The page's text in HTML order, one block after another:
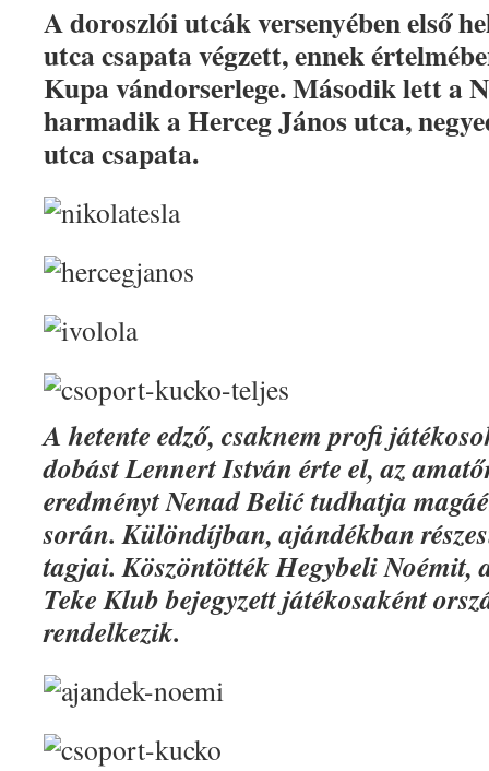
A doroszlói utcák versenyében első
utca csapata végzett, ennek
Kupa vándorserlege. Második lett a
harmadik a Herceg János utca,
utca csapata.
A hetente edző, csaknem profi
dobást Lennert István érte el, az
eredményt Nenad Belić tudhatja
során. Különdíjban, ajándékban
tagjai. Köszöntötték Hegybeli Noémit,
Teke Klub bejegyzett játékosaként
rendelkezik.